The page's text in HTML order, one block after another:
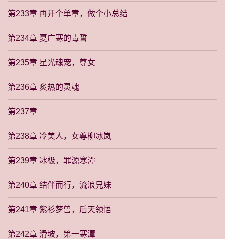
第233章 再开个单章，做个小总结
第234章 夏广寒的毒誓
第235章 星光魂宠，尊女
第236章 炙热的灵魂
第237章
第238章 冷美人，女尊柳冰岚
第239章 冰极，罪源寒潭
第240章 结伴而行，流浪兄妹
第241章 紫衫梦兽，后天领悟
第242章 滑坡，第一寒潭